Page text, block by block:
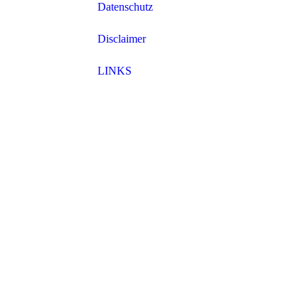
Datenschutz
Disclaimer
LINKS